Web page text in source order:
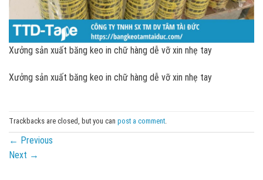
Xưởng sản xuất băng keo in chữ hàng dễ vỡ xin nhẹ tay
Xưởng sản xuất băng keo in chữ hàng dễ vỡ xin nhẹ tay
Trackbacks are closed, but you can post a comment.
← Previous
Next →